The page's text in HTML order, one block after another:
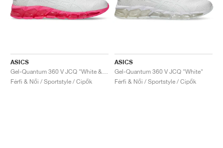
ASICS
Férfi & Női / Sportstyle / Cipők
ASICS
Gel-Quantum 360 V JCQ "White"
Férfi & Női / Sportstyle / Cipők